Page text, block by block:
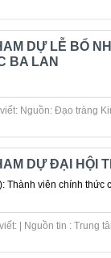
DỰ LỄ BỔ
BA LAN
Nguồn: Đạo tràng
DỰ ĐẠI HỘI
Thành viên chính thức
| Nguồn tin : Trung